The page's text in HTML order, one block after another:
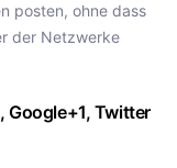
posten, ohne dass
der Netzwerke
Google+1, Twitter